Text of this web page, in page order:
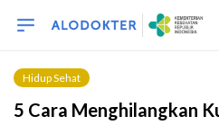
Hidup Sehat
5 Cara Menghilangkan